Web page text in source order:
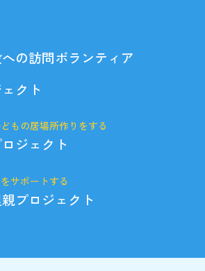
の訪問ボランティア
クト
もの居場所作りをする
ジェクト
サポートする
プロジェクト